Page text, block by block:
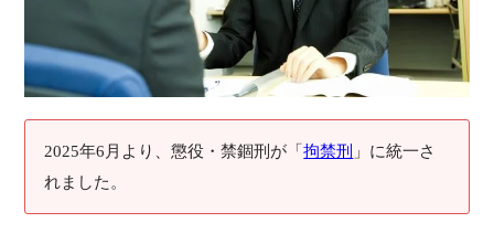
2025年6月より、懲役・禁錮刑が「拘禁刑 」に統一さ
れました。